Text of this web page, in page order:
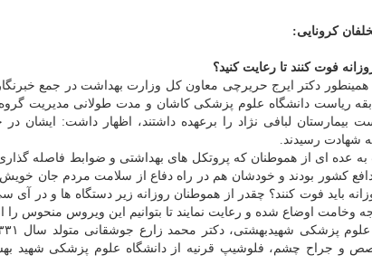
کرونایی:
فوت کنند تا رعایت کنید؟
دکتر ایرج حریرچی معاون کل وزارت بهداشت در جمع
پزشکی، 11 سال سابقه ریاست دانشگاه علوم پزشکی کاشان و مدت طولانی
لبافی نژاد را برعهده داشتند، اظهار داشت: ایشان در
شهادت رسیدند.
ای از هموطنان که پروتکل های بهداشتی و ضوابط فاصله گذاری
کشور بودند و خودشان هم در راه دفاع از سلامت مردم جان خویش
باید فوت کنند؟ چقدر از هموطنان روزانه زیر دستگاه ها و در آی
وخامت اوضاع شده و رعایت نمایند تا بتوانیم این ویروس منحوس را
و جراح چشم، فلوشیپ قرنیه از دانشگاه علوم پزشکی شهید